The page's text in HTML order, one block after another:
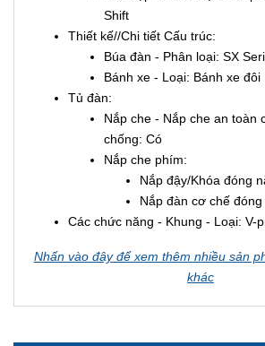
Shift
Thiết kế//Chi tiết Cấu trúc:
Búa đàn - Phân loại: SX
Bánh xe - Loại: Bánh xe đôi
Tủ đàn:
Nắp che - Nắp che an toàn
chống: Có
Nắp che phím:
Nắp đậy/Khóa đóng
Nắp đàn cơ chế
Các chức năng - Khung - Loại: V-
Nhấn vào đây để xem thêm nhiều sản
khác